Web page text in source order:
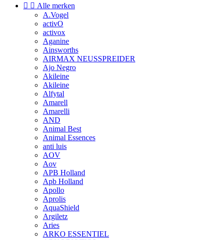
  Alle merken
A.Vogel
activO
activox
Aganine
Ainsworths
AIRMAX NEUSSPREIDER
Ajo Negro
Akileine
Akileine
Alfytal
Amarell
Amarelli
AND
Animal Best
Animal Essences
anti luis
AOV
Aov
APB Holland
Apb Holland
Apollo
Aprolis
AquaShield
Argiletz
Aries
ARKO ESSENTIEL